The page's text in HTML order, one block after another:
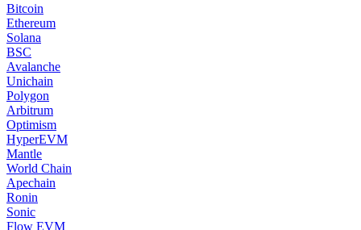
Bitcoin
Ethereum
Solana
BSC
Avalanche
Unichain
Polygon
Arbitrum
Optimism
HyperEVM
Mantle
World Chain
Apechain
Ronin
Sonic
Flow EVM